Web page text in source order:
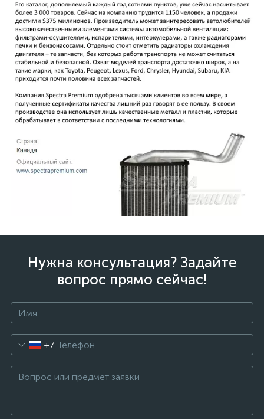
Радиатор печки Jeep Grand Cherokee WK/WH 1
Радиатор печки Jeep Liberty, Cherokee 1
Радиатор печки Town & Country 2
Радиаторы кондиционера Ford Escape 3 C520
Нужна консультация? Задайте
вопрос прямо сейчас!
+7